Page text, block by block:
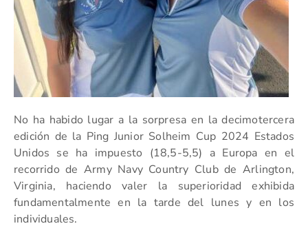
No ha habido lugar a la sorpresa en la decimotercera
edición de la Ping Junior Solheim Cup 2024 Estados
Unidos se ha impuesto (18,5-5,5) a Europa en el
recorrido de Army Navy Country Club de Arlington,
Virginia, haciendo valer la superioridad exhibida
fundamentalmente en la tarde del lunes y en los
individuales.